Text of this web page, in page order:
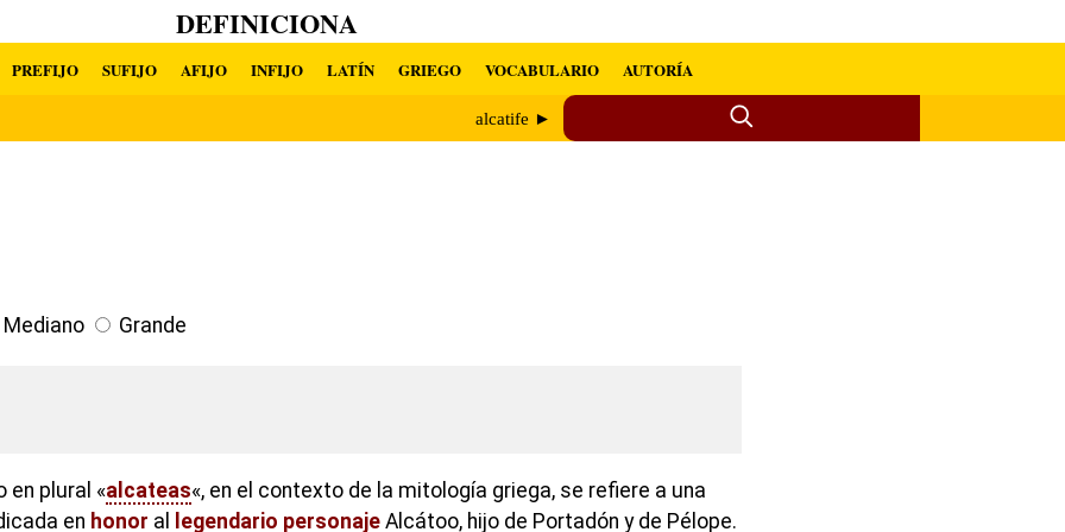
DEFINICIONA
PREFIJO SUFIJO AFIJO INFIJO LATÍN GRIEGO VOCABULARIO AUTORÍA
alcatife ►
Mediano Grande
en plural «alcateas«, en el contexto de la mitología griega, se refiere a una
en honor al legendario personaje Alcátoo, hijo de Portadón y de Pélope.